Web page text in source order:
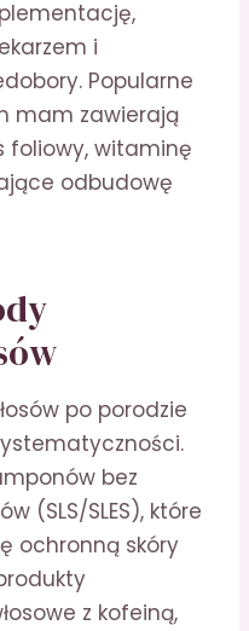
i
Popularne
mam zawierają
foliowy, witaminę
odbudowę
po porodzie
bez
(SLS/SLES), które
ochronną skóry
z kofeiną,